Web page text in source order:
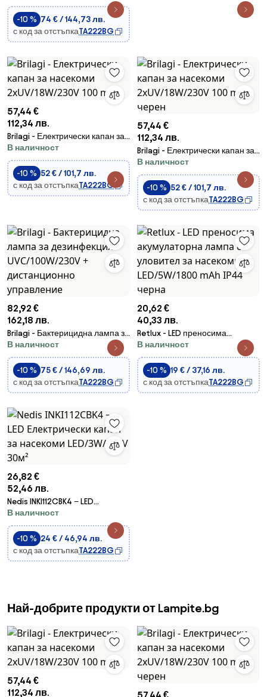
-10 % 74 € / 144,73 лв.
с код за отстъпкаTA222BG
57,44 €
112,34 лв.
Brilagi - Електрически капан за
насекоми 2xUV/18W/230V 100
m2
В наличност
-10 % 52 € / 101,7 лв.
с код за отстъпкаTA222BG
57,44 €
112,34 лв.
Brilagi - Електрически капан за
насекоми 2xUV/18W/230V 100
m2 черен
В наличност
-10 % 52 € / 101,7 лв.
с код за отстъпкаTA222BG
82,92 €
162,18 лв.
Brilagi - Бактерицидна лампа за
дезинфекция UVC/100W/230V
+ дистанционно управление
В наличност
-10 % 75 € / 146,69 лв.
с код за отстъпкаTA222BG
20,62 €
40,33 лв.
Retlux - LED преносима
акумулаторна лампа с
уловител за насекоми
LED/5W/1800 mAh IP44 черна
В наличност
-10 % 19 € / 37,16 лв.
с код за отстъпкаTA222BG
26,82 €
52,46 лв.
Nedis INKI112CBK4 − LED
Електрически капан за
насекоми LED/3W/230V 30м²
В наличност
-10 % 24 € / 46,94 лв.
с код за отстъпкаTA222BG
Най-добрите продукти от Lampite.bg
57,44 €
112,34 лв.
57,44 €